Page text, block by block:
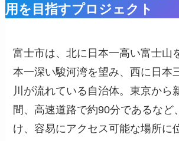
用を目指すプロジェクト
富士市は、北に日本一高い富士山
本一深い駿河湾を望み、西に日本
川が流れている自治体。東京から
間、高速道路で約90分であるなど
け、容易にアクセス可能な場所に